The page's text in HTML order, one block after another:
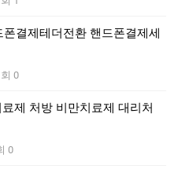
결제테더전환 핸드폰결제세
0
제 처방 비만치료제 대리처
0